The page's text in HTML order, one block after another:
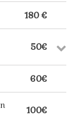
180 €
50€
60€
100€